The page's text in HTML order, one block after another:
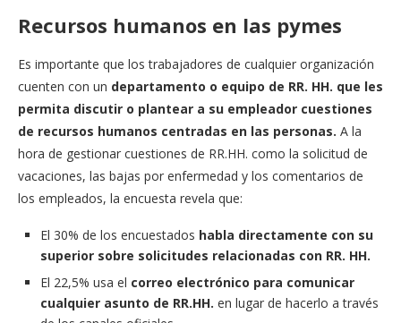
Recursos humanos en las pymes
Es importante que los trabajadores de cualquier organización
cuenten con un departamento o equipo de RR. HH. que les
permita discutir o plantear a su empleador cuestiones
de recursos humanos centradas en las personas. A la
hora de gestionar cuestiones de RR.HH. como la solicitud de
vacaciones, las bajas por enfermedad y los comentarios de
los empleados, la encuesta revela que:
El 30% de los encuestados habla directamente con su
superior sobre solicitudes relacionadas con RR. HH.
El 22,5% usa el correo electrónico para comunicar
cualquier asunto de RR.HH. en lugar de hacerlo a través